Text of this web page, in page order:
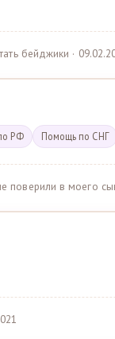
бейджики ·
РФ Помощь по СНГ
поверили в моего